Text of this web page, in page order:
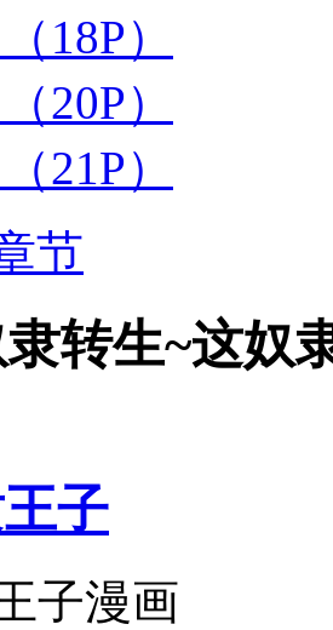
（18P）
（20P）
（21P）
节
转生~这奴
子
子漫画